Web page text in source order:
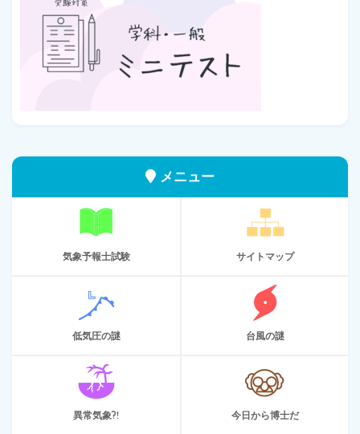
メニュー
気象予報士試験 サイトマップ
低気圧の謎 台風の謎
異常気象?! 今日から博士だ